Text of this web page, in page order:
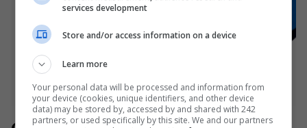
services development
Store and/or access information on a device
Learn more
Your personal data will be processed and information from
your device (cookies, unique identifiers, and other device
data) may be stored by, accessed by and shared with 242
partners, or used specifically by this site. We and our partners